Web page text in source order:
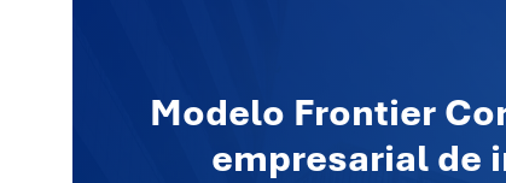
Modelo Frontier
empresarial de